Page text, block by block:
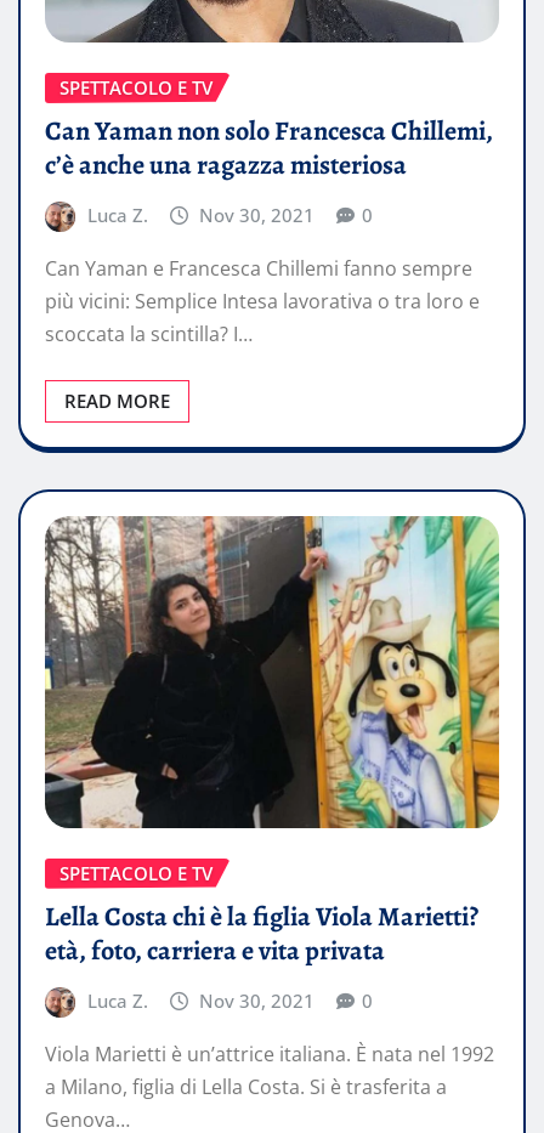
SPETTACOLO E TV
Can Yaman non solo Francesca Chillemi,
c’è anche una ragazza misteriosa
Luca Z. Nov 30, 2021 0
Can Yaman e Francesca Chillemi fanno sempre
più vicini: Semplice Intesa lavorativa o tra loro e
scoccata la scintilla? I…
READ MORE
SPETTACOLO E TV
Lella Costa chi è la figlia Viola Marietti?
età, foto, carriera e vita privata
Luca Z. Nov 30, 2021 0
Viola Marietti è un’attrice italiana. È nata nel 1992
a Milano, figlia di Lella Costa. Si è trasferita a
Genova…